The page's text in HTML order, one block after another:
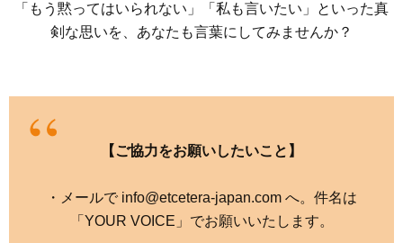
「もう黙ってはいられない」「私も言いたい」といった真
剣な思いを、あなたも言葉にしてみませんか？
【ご協力をお願いしたいこと】
・メールで info@etcetera-japan.com へ。件名は
「YOUR VOICE」でお願いいたします。